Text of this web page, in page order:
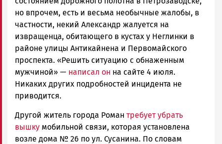
но впрочем, есть и весьма необычные жалобы, в
частности, некий Александр жалуется на
извращенца, обитающего в кустах у Неглинки в
районе улицы Антикайнена и Первомайского
проспекта. «Решить ситуацию с обнаженным
мужчиной» — написал он на сайте 4 июля.
Никаких других подробностей инцидента не
приводится.
Другой житель города Роман требует убрать
вышку мобильной связи, которая установлена
возле дома № 26 по ул. Сусанина. По словам